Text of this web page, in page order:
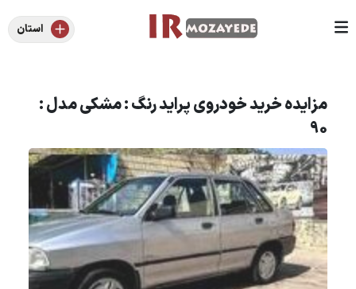
استان
مزایده خرید خودروی پراید رنگ : مشکی مدل :
90